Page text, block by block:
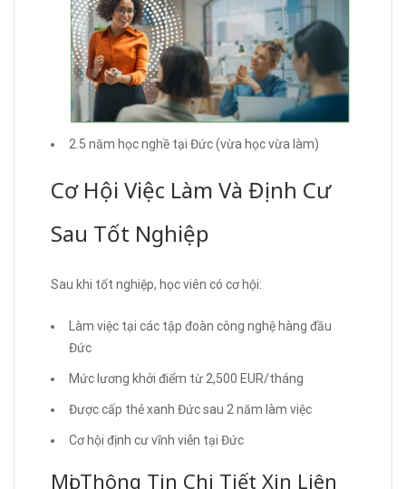
2.5 năm học nghề tại Đức (vừa học vừa làm)
Cơ Hội Việc Làm Và Định Cư
Sau Tốt Nghiệp
Sau khi tốt nghiệp, học viên có cơ hội:
Làm việc tại các tập đoàn công nghệ hàng đầu
Đức
Mức lương khởi điểm từ 2,500 EUR/tháng
Được cấp thẻ xanh Đức sau 2 năm làm việc
Cơ hội định cư vĩnh viễn tại Đức
Mọi Thông Tin Chi Tiết Xin Liên